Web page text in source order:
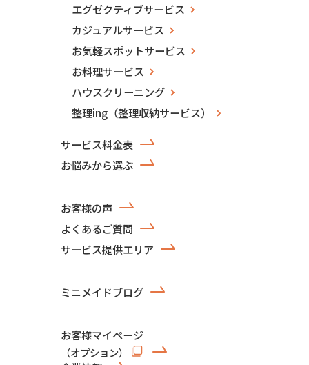
エグゼクティブサービス
カジュアルサービス
お気軽スポットサービス
お料理サービス
ハウスクリーニング
整理ing（整理収納サービス）
サービス料金表
お悩みから選ぶ
お客様の声
よくあるご質問
サービス提供エリア
ミニメイドブログ
お客様マイページ
（オプション）